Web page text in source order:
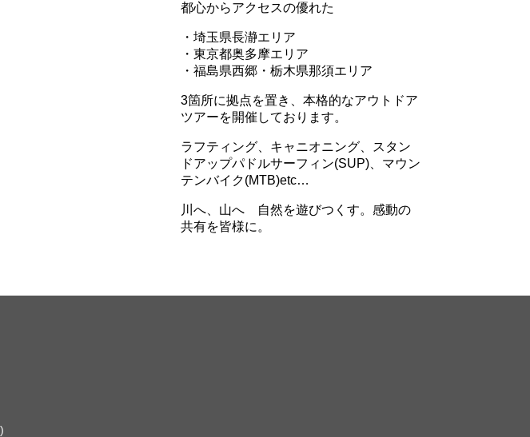
都心からアクセスの優れた
・埼玉県長瀞エリア
・東京都奥多摩エリア
・福島県西郷・栃木県那須エリア
3箇所に拠点を置き、本格的なアウトドア
ツアーを開催しております。
ラフティング、キャニオニング、スタン
ドアップパドルサーフィン(SUP)、マウン
テンバイク(MTB)etc…
川へ、山へ 自然を遊びつくす。感動の
共有を皆様に。